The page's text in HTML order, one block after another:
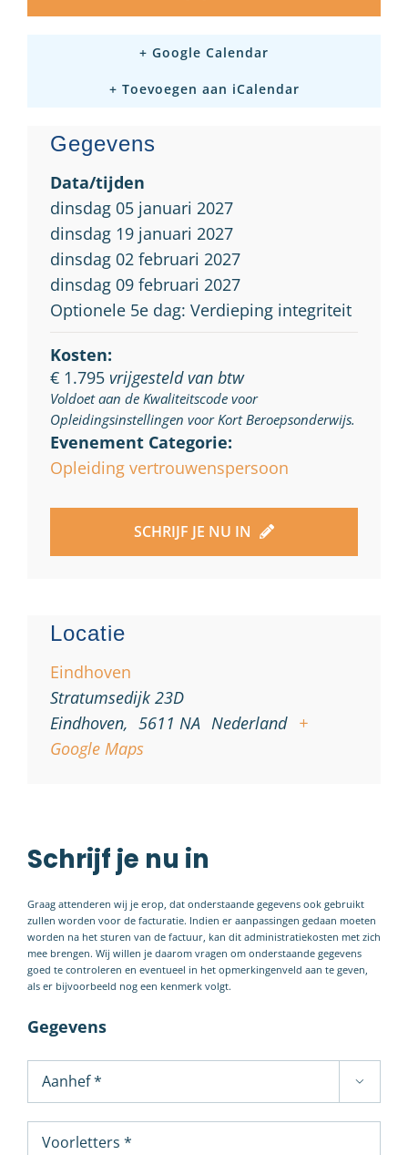
+ Google Calendar
+ Toevoegen aan iCalendar
Gegevens
Data/tijden
dinsdag 05 januari 2027
dinsdag 19 januari 2027
dinsdag 02 februari 2027
dinsdag 09 februari 2027
Optionele 5e dag: Verdieping integriteit
Kosten:
€ 1.795 vrijgesteld van btw
Voldoet aan de Kwaliteitscode voor
Opleidingsinstellingen voor Kort Beroepsonderwijs.
Evenement Categorie:
Opleiding vertrouwenspersoon
SCHRIJF JE NU IN
Locatie
Eindhoven
Stratumsedijk 23D
Eindhoven, 5611 NA Nederland +
Google Maps
Schrijf je nu in
Graag attenderen wij je erop, dat onderstaande gegevens ook gebruikt
zullen worden voor de facturatie. Indien er aanpassingen gedaan moeten
worden na het sturen van de factuur, kan dit administratiekosten met zich
mee brengen. Wij willen je daarom vragen om onderstaande gegevens
goed te controleren en eventueel in het opmerkingenveld aan te geven,
als er bijvoorbeeld nog een kenmerk volgt.
Gegevens
